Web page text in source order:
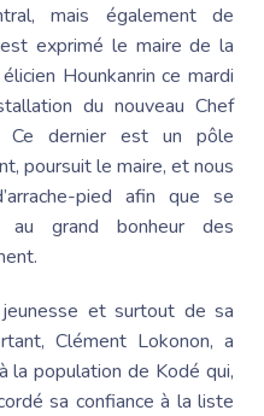
mais également de
exprimé le maire de la
élicien Hounkanrin ce mardi
du nouveau Chef
Ce dernier est un pôle
poursuit le maire, et nous
pied afin que se
au grand bonheur des
et surtout de sa
Clément Lokonon, a
population de Kodé qui,
sa confiance à la liste